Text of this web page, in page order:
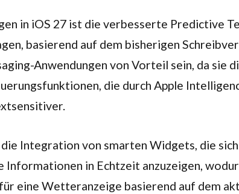
in iOS 27 ist die verbesserte Predictive
basierend auf dem bisherigen
Anwendungen von Vorteil sein, da
die durch Apple
Integration von smarten Widgets, die
Informationen in Echtzeit anzuzeigen,
eine Wetteranzeige basierend auf dem